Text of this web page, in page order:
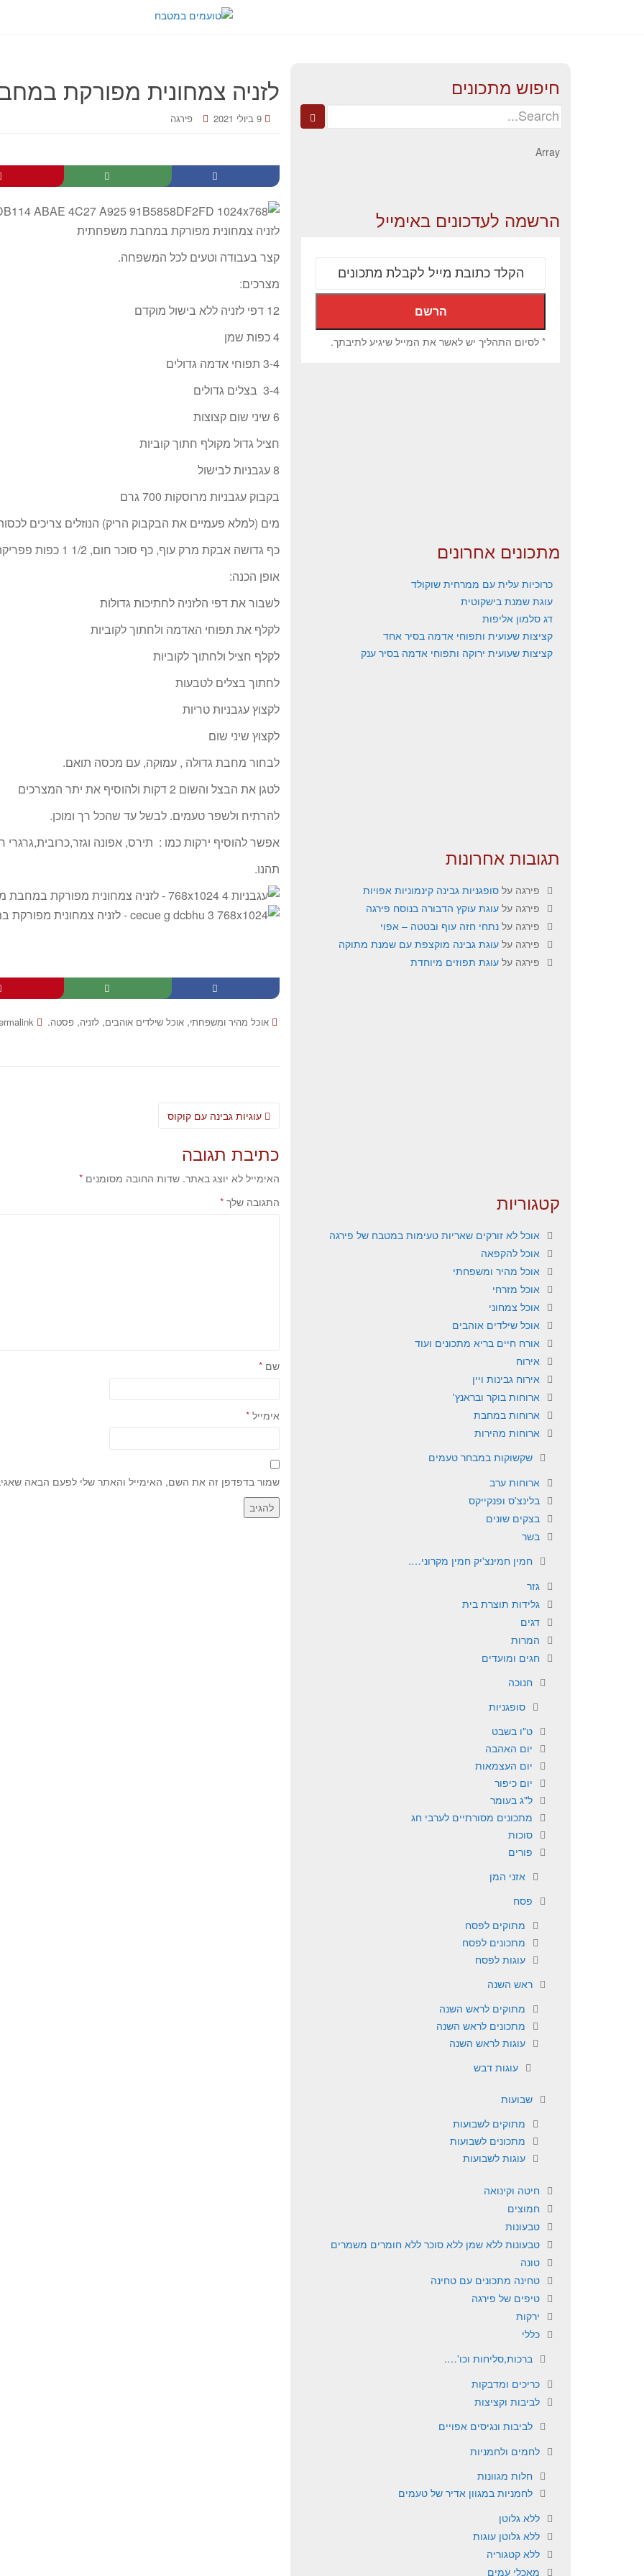
לזניה צמחונית מפורקת
9 ביולי 2021 פירגה
לזניה צמחונית מפורקת במחבת משפחתית
קצר בעבודה וטעים לכל המשפחה.
מצרכים:
12 דפי לזניה ללא בישול מוקדם
4 כפות שמן
3-4 תפוחי אדמה גדולים
3-4 בצלים גדולים
6 שיני שום קצוצות
חציל גדול מקולף חתוך קוביות
8 עגבניות לבישול
בקבוק עגבניות מרוסקות 700 גרם
מים (למלא פעמיים את הבקבוק הריק) הנוזלים צריכים
כף גדושה אבקת מרק עוף, כף סוכר חום, 1/2 1 כפות פפריקה מתוקה, מלח ופלפל שחור לטעמכם.
אופן הכנה:
לשבור את דפי הלזניה לחתיכות גדולות
לקלף את תפוחי האדמה ולחתוך לקוביות
לקלף חציל ולחתוך לקוביות
לחתוך בצלים לטבעות
לקצוץ עגבניות טריות
לקצוץ שיני שום
לבחור מחבת גדולה , עמוקה, עם מכסה תואם.
לטגן את הבצל והשום 2 דקות ולהוסיף את יתר המצרכים
להרתיח ולשפר טעמים. לבשל עד שהכל רך ומוכן.
אפשר להוסיף ירקות כמו : תירס, אפונה וגזר,כרובית,גרגרי
תהנו.
אוכל מהיר ומשפחתי, אוכל שילדים אוהבים, לזניה, פסטה.
כתיבת תגובה
האימייל לא יוצג באתר. שדות החובה מסומנים *
התגובה שלך *
שם *
אימייל *
שמור בדפדפן זה את השם, האימייל והאתר שלי לפעם הבאה
חיפוש מתכונים
Search
Array
הרשמה לעדכונים באימייל
* לסיום התהליך יש לאשר את המייל שיגיע לתיבתך.
מתכונים אחרונים
כרוכיות עלית עם ממרחית שוקולד
עוגת שמנת בישקוטית
דג סלמון אליפות
קציצות שעועית ותפוחי אדמה בסיר אחד
קציצות שעועית ירוקה ותפוחי אדמה בסיר ענק
תגובות אחרונות
פירגה על סופגניות גבינה קינמוניות אפויות
פירגה על עוגת עוקץ הדבורה בנוסח פירגה
פירגה על נתחי חזה עוף ובטטה – אפוי
פירגה על עוגת גבינה מוקצפת עם שמנת מתוקה
פירגה על עוגת תפוזים מיוחדת
קטגוריות
אוכל לא זורקים שאריות טעימות במטבח של פירגה
אוכל להקפאה
אוכל מהיר ומשפחתי
אוכל מזרחי
אוכל צמחוני
אוכל שילדים אוהבים
אורח חיים בריא מתכונים ועוד
אירוח
אירוח גבינות ויין
ארוחות בוקר ובראנץ'
ארוחות במחבת
ארוחות מהירות
שקשוקות במבחר טעמים
ארוחות ערב
בלינצ'ס ופנקייקס
בצקים שונים
בשר
חמין חמינצ'יק חמין מקרוני….
גזר
גלידות תוצרת בית
דגים
המרות
חגים ומועדים
חנוכה
סופגניות
ט"ו בשבט
יום האהבה
יום העצמאות
יום כיפור
ל"ג בעומר
מתכונים מסורתיים לערבי חג
סוכות
פורים
אזני המן
פסח
מתוקים לפסח
מתכונים לפסח
עוגות לפסח
ראש השנה
מתוקים לראש השנה
מתכונים לראש השנה
עוגות לראש השנה
עוגות דבש
שבועות
מתוקים לשבועות
מתכונים לשבועות
עוגות לשבועות
חיטה וקינואה
חמוצים
טבעונות
טבעונות ללא שמן ללא סוכר ללא חומרים משמרים
טונה
טחינה מתכונים עם טחינה
טיפים של פירגה
ירקות
כללי
ברכות,סליחות וכו'….
כריכים ומדבקות
לביבות וקציצות
לביבות ונגיסים אפויים
לחמים ולחמניות
חלות מגוונות
לחמניות במגוון אדיר של טעמים
ללא גלוטן
ללא גלוטן עוגות
ללא קטגוריה
מאכלי עמים